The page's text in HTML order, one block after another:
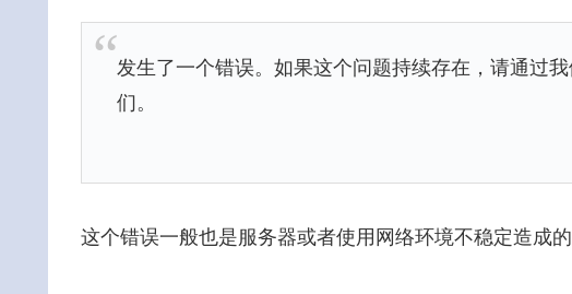
发生了一个错误。如果这个问题持续存在，请通过
们。
这个错误一般也是服务器或者使用网络环境不稳定造成